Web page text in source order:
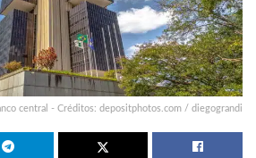
central - Créditos: depositphotos.com / diegograndi